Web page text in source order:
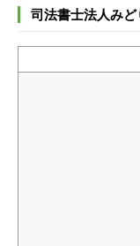
司法書士法人み